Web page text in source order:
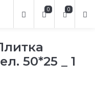
0
0
50*25 _ 1